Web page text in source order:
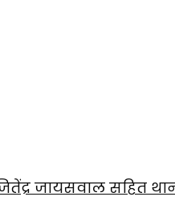
जायसवाल सहित